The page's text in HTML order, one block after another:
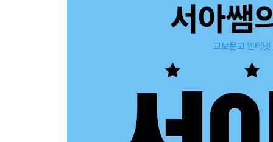
Playlist 5 정답률 올려주는 주제&목적, 문제점
Playlist 7 do next/의도파악 완전 정복
Playlist 8 시각자료, 급하게 풀지 마세요
Playlist 9 출제자가 좋아하는 전화메시지/회의발췌